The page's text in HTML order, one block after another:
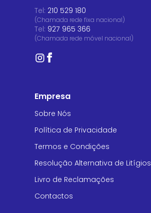
Tel: 210 529 180
(Chamada rede fixa nacional)
Tel: 927 965 366
(Chamada rede móvel nacional)
Empresa
Sobre Nós
Política de Privacidade
Termos e Condições
Resolução Alternativa de Litígios
Livro de Reclamações
Contactos